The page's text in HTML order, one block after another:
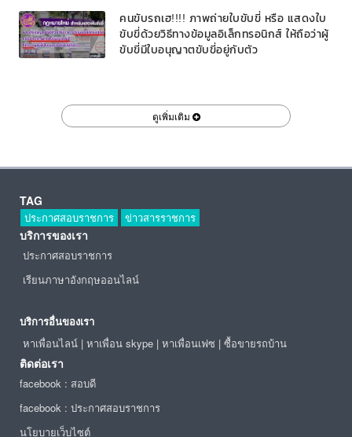
คนขับรถเฮ!!!! ภาพถ่ายใบขับขี่ หรือ แสดงใบ
ขับขี่ด้วยวิธีทางข้อมูลอิเล็กทรอนิกส์ ให้ถือว่าผู้
ขับขี่มีใบอนุญาตขับขี่อยู่กับตัว
ดูเพิ่มเติม
TAG
ประกาศสอบราชการ ข่าวสารราชการ
บริการของเรา
ประกาศสอบราชการ
เรียนภาษาอังกฤษออนไลน์
บริการอื่นของเรา
หาเพื่อนไลน์ | หาเพื่อน skype | หาเพื่อนเฟซ | ซื้อขายรถบ้าน
ติดต่อเรา
facebook : สอบดี
facebook : ประกาศสอบราชการ
นโยบายเว็บไซต์